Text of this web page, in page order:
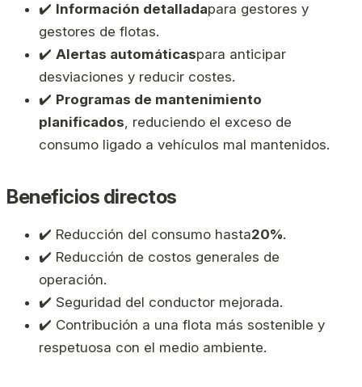
✔️ Información detalladapara gestores y
gestores de flotas.
✔️ Alertas automáticaspara anticipar
desviaciones y reducir costes.
✔️ Programas de mantenimiento
planificados, reduciendo el exceso de
consumo ligado a vehículos mal mantenidos.
Beneficios directos
✔️ Reducción del consumo hasta20%.
✔️ Reducción de costos generales de
operación.
✔️ Seguridad del conductor mejorada.
✔️ Contribución a una flota más sostenible y
respetuosa con el medio ambiente.